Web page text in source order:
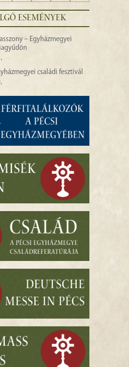
ESEMÉNYEK
– Egyházmegyei
családi fesztivál